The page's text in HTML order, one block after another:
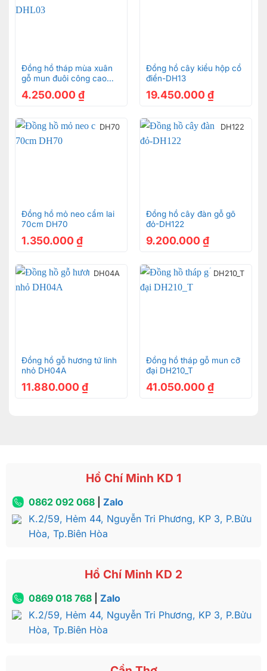
Đồng hồ tháp mùa xuân
gỗ mun đuôi công cao
4.250.000 ₫
Đồng hồ cây kiểu hộp cổ
điển-DH13
19.450.000 ₫
DH70
Đồng hồ mỏ neo cẩm lai
70cm DH70
1.350.000 ₫
DH122
Đồng hồ cây đàn gỗ gõ
đỏ-DH122
9.200.000 ₫
DH04A
Đồng hồ gỗ hương tứ linh
nhỏ DH04A
11.880.000 ₫
DH210_T
Đồng hồ tháp gỗ mun cỡ
đại DH210_T
41.050.000 ₫
Hồ Chí Minh KD 1
0862 092 068| Zalo
K.2/59, Hẻm 44, Nguyễn Tri Phương, KP 3, P.Bửu
Hòa, Tp.Biên Hòa
Hồ Chí Minh KD 2
0869 018 768| Zalo
K.2/59, Hẻm 44, Nguyễn Tri Phương, KP 3, P.Bửu
Hòa, Tp.Biên Hòa